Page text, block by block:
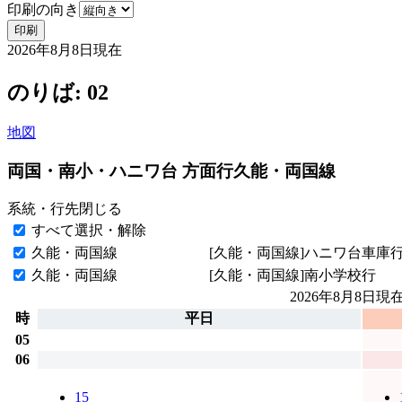
印刷の向き
印刷
2026年8月8日 現在
のりば: 02
地図
両国・南小・ハニワ台 方面行久能・両国線
系統・行先閉じる
すべて選択・解除
久能・両国線
[久能・両国線]ハニワ台車庫
久能・両国線
[久能・両国線]南小学校行
2026年8月8日 現
時
平日
05
06
15